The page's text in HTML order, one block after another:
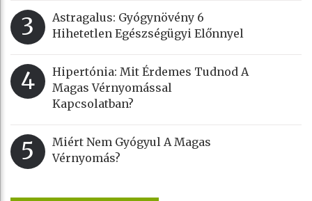
3
Astragalus: Gyógynövény 6
Hihetetlen Egészségügyi Előnnyel
4
Hipertónia: Mit Érdemes Tudnod A
Magas Vérnyomással
Kapcsolatban?
5
Miért Nem Gyógyul A Magas
Vérnyomás?